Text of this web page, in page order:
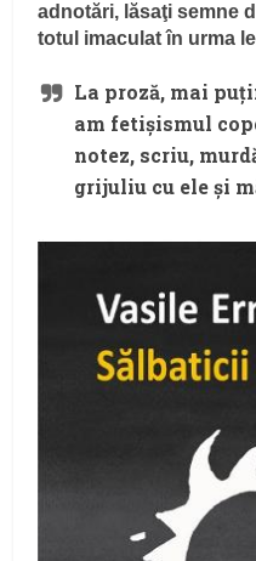
adnotări, lăsaţi semne
totul imaculat în urma
La proză, mai
am fetişismul
notez, scriu,
grijuliu cu ele şi